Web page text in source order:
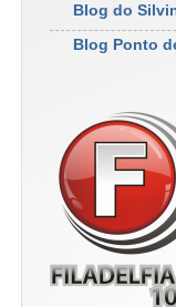
Blog do
Blog Ponto